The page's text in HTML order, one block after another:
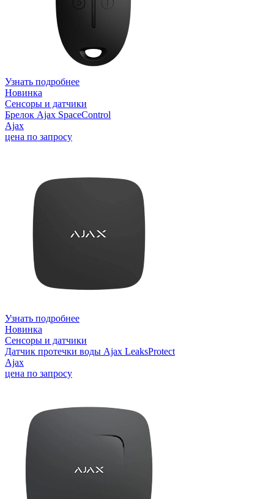
Узнать подробнее
Новинка
Сенсоры и датчики
Брелок Ajax SpaceControl
Ajax
цена по запросу
Узнать подробнее
Новинка
Сенсоры и датчики
Датчик протечки воды Ajax LeaksProtect
Ajax
цена по запросу